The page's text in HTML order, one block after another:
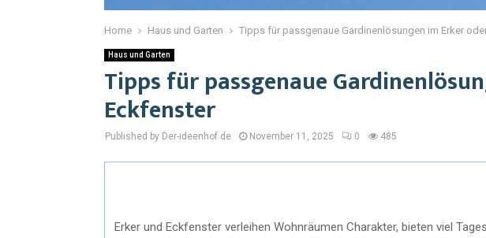
Home Haus und Garten Tipps für passgenaue Gardinenlösungen im Erker
Haus und Garten
Tipps für passgenaue
Eckfenster
Published by Der-ideenhof.de November 11, 2025 0 485
Erker und Eckfenster verleihen Wohnräumen Charakter, bieten viel